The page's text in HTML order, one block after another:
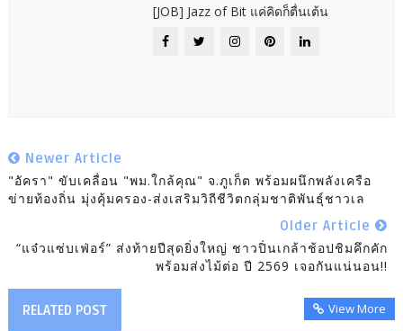
[JOB] Jazz of Bit แค่คิดก็ตื่นเต้น
Newer Article
"อัครา" ขับเคลื่อน "พม.ใกล้คุณ" จ.ภูเก็ต พร้อมผนึกพลังเครือ
ข่ายท้องถิ่น มุ่งคุ้มครอง-ส่งเสริมวิถีชีวิตกลุ่มชาติพันธุ์ชาวเล
Older Article
“แจ๋วแซ่บเฟ่อร์” ส่งท้ายปีสุดยิ่งใหญ่ ชาวปิ่นเกล้าช้อปชิมคึกคัก
พร้อมส่งไม้ต่อ ปี 2569 เจอกันแน่นอน!!
RELATED POST View More